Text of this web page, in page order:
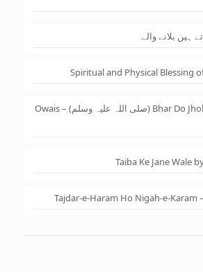
ہیں بلانے والے
Spiritual and Physical Blessing
Bhar Do Jholi Meri Jan-e-Aalam (صلی اللہ علیہ وسلم) – Owais
Taiba Ke Jane Wale
Tajdar-e-Haram Ho Nigah-e-Karam